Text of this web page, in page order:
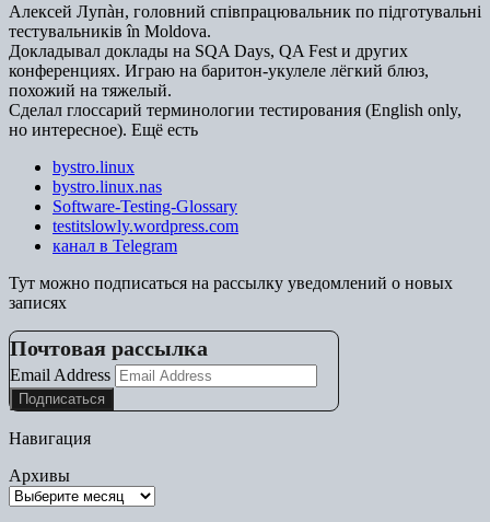
Алексей Лупàн, головний спiвпрацювальник по підготувальні
тестувальників în Moldova.
Докладывал доклады на SQA Days, QA Fest и других
конференциях. Играю на баритон-укулеле лёгкий блюз,
похожий на тяжелый.
Сделал глоссарий терминологии тестирования (English only,
но интересное). Ещё есть
bystro.linux
bystro.linux.nas
Software-Testing-Glossary
testitslowly.wordpress.com
канал в Telegram
Тут можно подписаться на рассылку уведомлений о новых
записях
Почтовая рассылка
Email Address
Навигация
Архивы